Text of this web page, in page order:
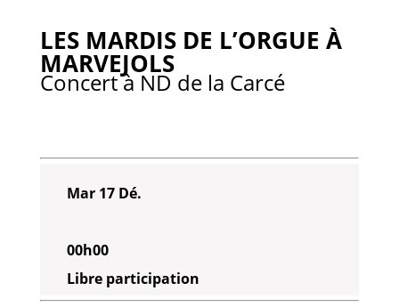
LES MARDIS DE L’ORGUE À
MARVEJOLS
Concert à ND de la Carcé
Mar 17 Dé.
00h00
Libre participation